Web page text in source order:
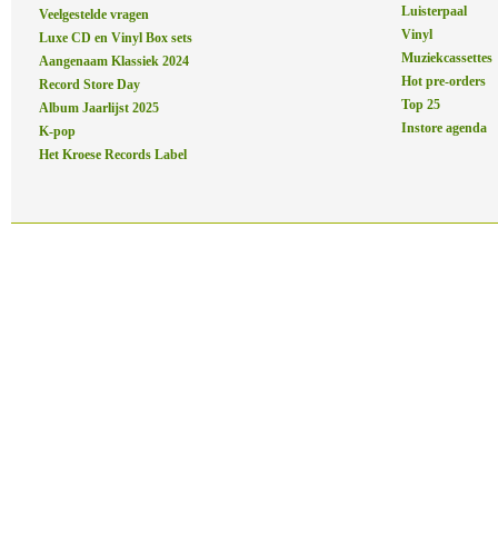
Veelgestelde vragen
Luxe CD en Vinyl Box sets
Aangenaam Klassiek 2024
Record Store Day
Album Jaarlijst 2025
K-pop
Het Kroese Records Label
Luisterpaal
Vinyl
Muziekcassettes
Hot pre-orders
Top 25
Instore agenda